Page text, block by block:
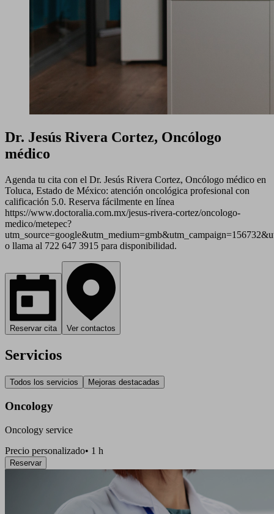
Dr. Jesús Rivera Cortez, Oncólogo
médico
Agenda tu cita con el Dr. Jesús Rivera Cortez, Oncólogo médico en
Toluca, Estado de México: atención oncológica profesional con
calificación 5.0. Reserva fácilmente en línea
https://www.doctoralia.com.mx/jesus-rivera-cortez/oncologo-
medico/metepec?
o llama al 722 647 3915 para disponibilidad.
Reservar cita Ver contactos
Servicios
Todos los servicios Mejoras destacadas
Oncology
Oncology service
Precio personalizado• 1 h
Reservar